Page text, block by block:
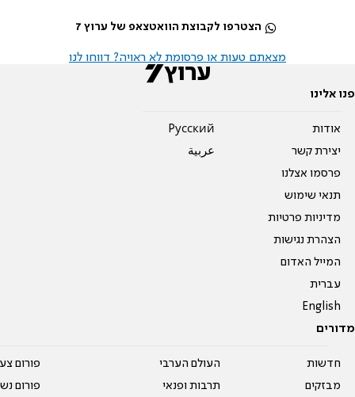
הצטרפו לקבוצת הוואטצאפ של ערוץ 7
מצאתם טעות או פרסומת לא ראויה? דווחו לנו
פנו אלינו
אודות
יצירת קשר
פרסמו אצלנו
תנאי שימוש
מדיניות פרטיות
הצהרת נגישות
המייל האדום
עברית
English
Pусский
عربية
מדורים
חדשות
מבזקים
העולם הערבי
תרבות ופנאי
פורום
פורום